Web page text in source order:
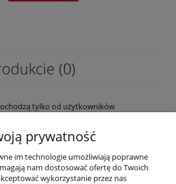
(0)
tylko od użytkowników
prywatność
im technologie umożliwiają poprawne
nam dostosować ofertę do Twoich
wykorzystanie przez nas